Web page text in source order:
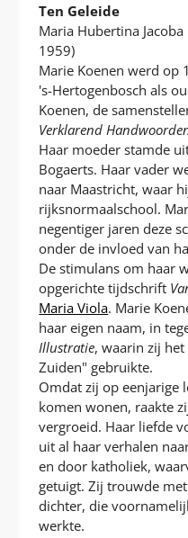
Ten Geleide
Maria Hubertina
1959)
Marie Koenen werd op
's-Hertogenbosch als
Koenen, de
Verklarend
Haar moeder stamde
Bogaerts. Haar vader
naar Maastricht, waar
rijksnormaalschool.
negentiger jaren deze
onder de invloed van
De stimulans om haar
opgerichte tijdschrift
Maria Viola. Marie
haar eigen naam, in
Illustratie, waarin zij
Zuiden" gebruikte.
Omdat zij op eenjarige
komen wonen, raakte
vergroeid. Haar liefde
uit al haar verhalen
en door katholiek,
getuigt. Zij trouwde
dichter, die
werkte.